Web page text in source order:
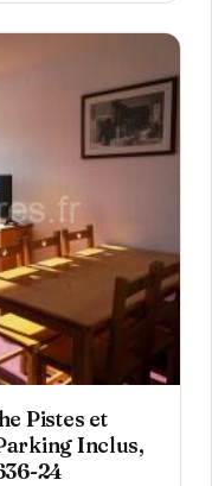
Pistes et
Inclus,
24